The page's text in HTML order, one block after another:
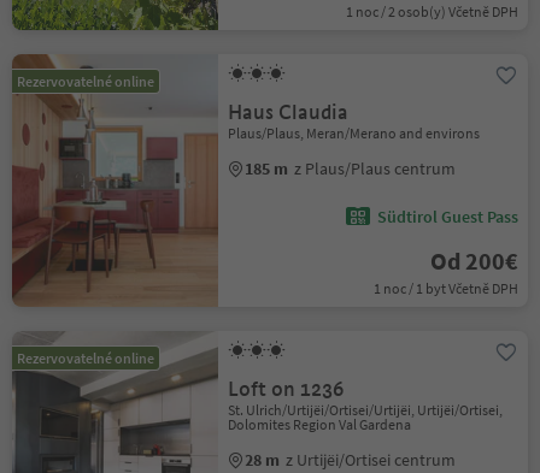
1 noc / 2 osob(y) Včetně DPH
Rezervovatelné online
Haus Claudia
Plaus/Plaus, Meran/Merano and environs
185 m z Plaus/Plaus centrum
Südtirol Guest Pass
Od 200€
1 noc / 1 byt Včetně DPH
Rezervovatelné online
Loft on 1236
St. Ulrich/Urtijëi/Ortisei/Urtijëi, Urtijëi/Ortisei,
Dolomites Region Val Gardena
28 m z Urtijëi/Ortisei centrum